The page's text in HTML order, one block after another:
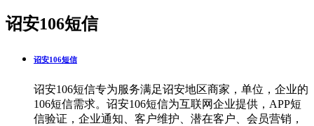
诏安106短信
诏安106短信
诏安106短信专为服务满足诏安地区商家，单位，企业的
106短信需求。诏安106短信为互联网企业提供，APP短
信验证，企业通知、客户维护、潜在客户、会员营销，